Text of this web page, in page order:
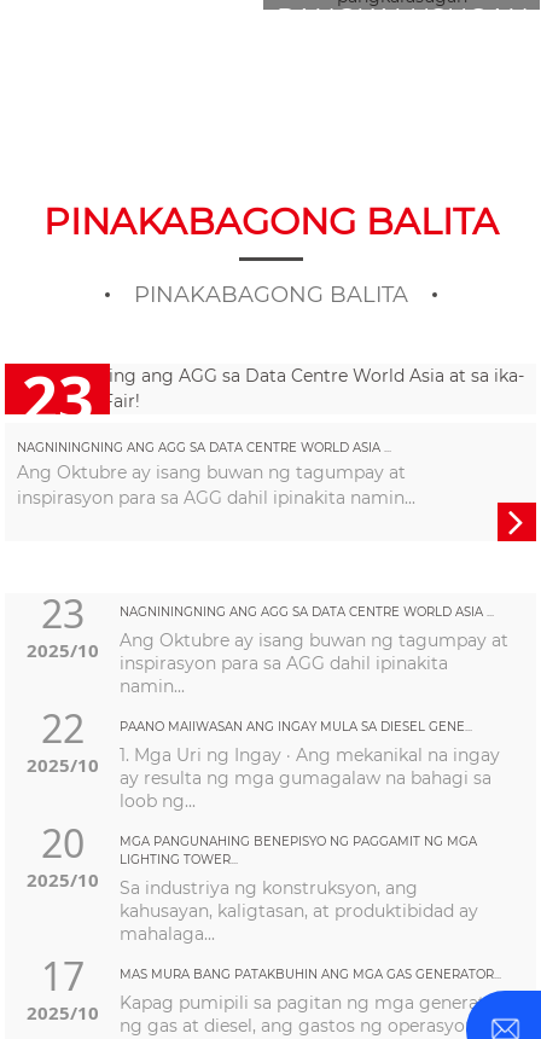
PANGKALUSUGAN
PINAKABAGONG BALITA
PINAKABAGONG BALITA
23
2025/10
NAGNININGNING ANG AGG SA DATA CENTRE WORLD ASIA ...
Ang Oktubre ay isang buwan ng tagumpay at
inspirasyon para sa AGG dahil ipinakita namin...

23
2025/10
NAGNININGNING ANG AGG SA DATA CENTRE WORLD ASIA ...
Ang Oktubre ay isang buwan ng tagumpay at
inspirasyon para sa AGG dahil ipinakita
namin...
22
2025/10
PAANO MAIIWASAN ANG INGAY MULA SA DIESEL GENE...
1. Mga Uri ng Ingay · Ang mekanikal na ingay
ay resulta ng mga gumagalaw na bahagi sa
loob ng...
20
2025/10
MGA PANGUNAHING BENEPISYO NG PAGGAMIT NG MGA
LIGHTING TOWER...
Sa industriya ng konstruksyon, ang
kahusayan, kaligtasan, at produktibidad ay
mahalaga...
17
2025/10
MAS MURA BANG PATAKBUHIN ANG MGA GAS GENERATOR...
Kapag pumipili sa pagitan ng mga generator
ng gas at diesel, ang gastos ng operasyon ...